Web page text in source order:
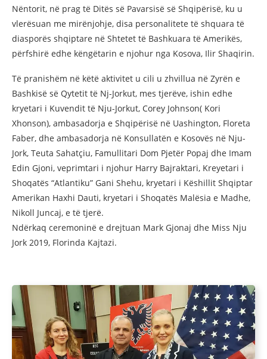
Nëntorit, në prag të Ditës së Pavarsisë së Shqipërisë, ku u
vlerësuan me mirënjohje, disa personalitete të shquara të
diasporës shqiptare në Shtetet të Bashkuara të Amerikës,
përfshirë edhe këngëtarin e njohur nga Kosova, Ilir Shaqirin.
Të pranishëm në këtë aktivitet u cili u zhvillua në Zyrën e
Bashkisë së Qytetit të Nj-Jorkut, mes tjerëve, ishin edhe
kryetari i Kuvendit të Nju-Jorkut, Corey Johnson( Kori
Xhonson), ambasadorja e Shqipërisë në Uashington, Floreta
Faber, dhe ambasadorja në Konsullatën e Kosovës në Nju-
Jork, Teuta Sahatçiu, Famullitari Dom Pjetër Popaj dhe Imam
Edin Gjoni, veprimtari i njohur Harry Bajraktari, Kreyetari i
Shoqatës “Atlantiku” Gani Shehu, kryetari i Këshillit Shqiptar
Amerikan Haxhi Dauti, kryetari i Shoqatës Malësia e Madhe,
Nikoll Juncaj, e të tjerë.
Ndërkaq ceremoninë e drejtuan Mark Gjonaj dhe Miss Nju
Jork 2019, Florinda Kajtazi.